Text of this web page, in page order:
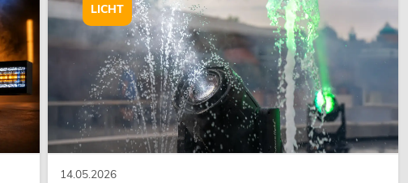
14.05.2026
LICHT